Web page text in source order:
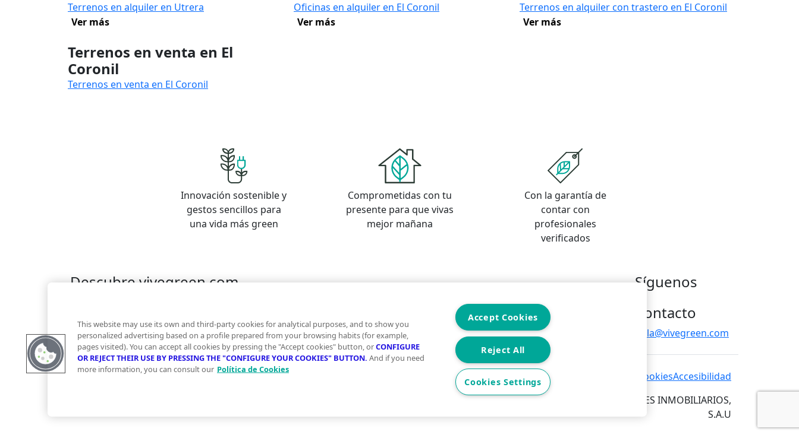
Terrenos en alquiler en Utrera
Ver más
Oficinas en alquiler en El Coronil
Ver más
Terrenos en alquiler con trastero en El Coronil
Ver más
Terrenos en venta en El
Coronil
Terrenos en venta en El Coronil
Innovación sostenible y
gestos sencillos para
una vida más green
Comprometidas con tu
presente para que vivas
mejor mañana
Con la garantía de
contar con
profesionales
verificados
Descubre vivegreen.com
Financiación
Síguenos
Contacto
hola@vivegreen.com
Condiciones de uso Politica de privacidad Política de cookiesAccesibilidad
© 2026 Vivegreen - Todos los derechos reservados - UCI SERVICIOS PARA PROFESIONALES INMOBILIARIOS,
S.A.U
This website may use its own and third-party cookies for analytical purposes, and to show you
personalized advertising based on a profile prepared from your browsing habits (for example,
pages visited). You can accept all cookies by pressing the "Accept cookies" button, orCONFIGURE
OR REJECT THEIR USE BY PRESSING THE "CONFIGURE YOUR COOKIES" BUTTON. And if you need
more information, you can consult our Política de Cookies
Accept Cookies
Reject All
Cookies Settings